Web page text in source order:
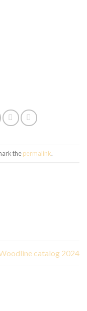
thepermalink.
catalog 2024